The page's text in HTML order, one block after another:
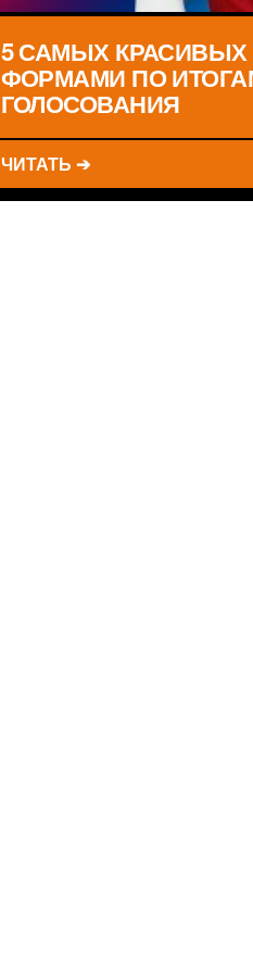
5 САМЫХ
ФОРМАМИ ПО
ГОЛОСОВАНИЯ
ЧИТАТЬ ➔